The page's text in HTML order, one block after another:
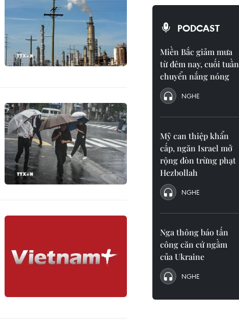
PODCAST
Miền Bắc giảm mưa
từ đêm nay, cuối tuần
chuyển nắng nóng
NGHE
Mỹ can thiệp khẩn
cấp, ngăn Israel mở
rộng đòn trừng phạt
Hezbollah
NGHE
Nga thông báo tấn
công căn cứ ngầm
của Ukraine
NGHE